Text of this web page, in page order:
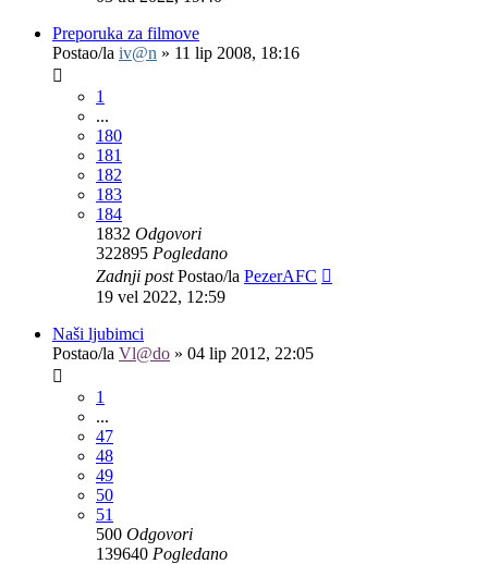
Preporuka za filmove
Postao/la iv@n » 11 lip 2008, 18:16
1
...
180
181
182
183
184
1832 Odgovori
322895 Pogledano
Zadnji postPostao/la PezerAFC
19 vel 2022, 12:59
Naši ljubimci
Postao/la Vl@do » 04 lip 2012, 22:05
1
...
47
48
49
50
51
500 Odgovori
139640 Pogledano